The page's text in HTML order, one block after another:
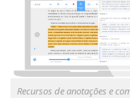
Recursos de anotações e